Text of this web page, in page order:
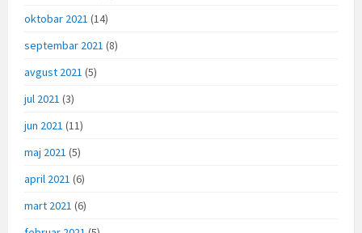
oktobar 2021 (14)
septembar 2021 (8)
avgust 2021 (5)
jul 2021 (3)
jun 2021 (11)
maj 2021 (5)
april 2021 (6)
mart 2021 (6)